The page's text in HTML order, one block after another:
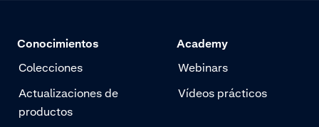
Conocimientos
Colecciones
Actualizaciones de
productos
Academy
Webinars
Vídeos prácticos